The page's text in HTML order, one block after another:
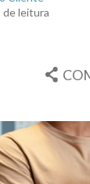
de leitura